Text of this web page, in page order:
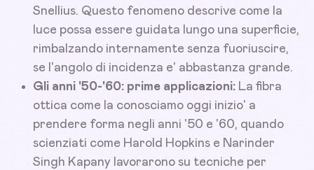
Snellius. Questo fenomeno descrive come la
luce possa essere guidata lungo una superficie,
rimbalzando internamente senza fuoriuscire,
se l'angolo di incidenza e' abbastanza grande.
Gli anni '50-'60: prime applicazioni: La fibra
ottica come la conosciamo oggi inizio' a
prendere forma negli anni '50 e '60, quando
scienziati come Harold Hopkins e Narinder
Singh Kapany lavorarono su tecniche per